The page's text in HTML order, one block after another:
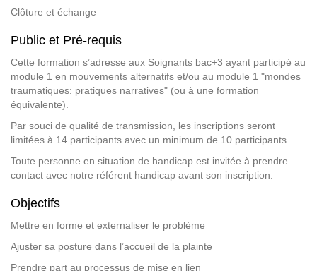
Clôture et échange
Public et Pré-requis
Cette formation s’adresse aux Soignants bac+3 ayant participé au
module 1 en mouvements alternatifs et/ou au module 1 "mondes
traumatiques: pratiques narratives" (ou à une formation
équivalente).
Par souci de qualité de transmission, les inscriptions seront
limitées à 14 participants avec un minimum de 10 participants.
Toute personne en situation de handicap est invitée à prendre
contact avec notre référent handicap avant son inscription.
Objectifs
Mettre en forme et externaliser le problème
Ajuster sa posture dans l’accueil de la plainte
Prendre part au processus de mise en lien